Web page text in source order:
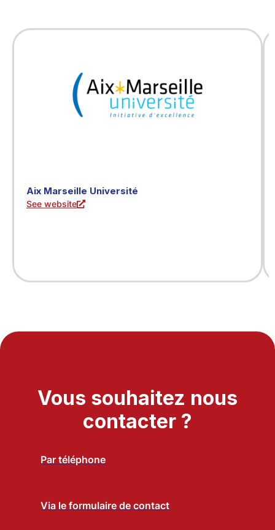
Aix Marseille Université
See website
Vous souhaitez nous
contacter ?
Par téléphone
Via le formulaire de contact